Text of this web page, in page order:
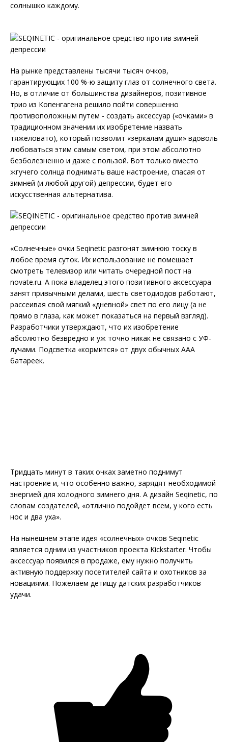
солнышко каждому.
На рынке представлены тысячи тысяч очков,
гарантирующих 100 %-ю защиту глаз от солнечного света.
Но, в отличие от большинства дизайнеров, позитивное
трио из Копенгагена решило пойти совершенно
противоположным путем - создать аксессуар («очками» в
традиционном значении их изобретение назвать
тяжеловато), который позволит «зеркалам души» вдоволь
любоваться этим самым светом, при этом абсолютно
безболезненно и даже с пользой. Вот только вместо
жгучего солнца поднимать ваше настроение, спасая от
зимней (и любой другой) депрессии, будет его
искусственная альтернатива.
«Солнечные» очки Seqinetic разгонят зимнюю тоску в
любое время суток. Их использование не помешает
смотреть телевизор или читать очередной пост на
novate.ru. А пока владелец этого позитивного аксессуара
занят привычными делами, шесть светодиодов работают,
рассеивая свой мягкий «дневной» свет по его лицу (а не
прямо в глаза, как может показаться на первый взгляд).
Разработчики утверждают, что их изобретение
абсолютно безвредно и уж точно никак не связано с УФ-
лучами. Подсветка «кормится» от двух обычных ААА
батареек.
Тридцать минут в таких очках заметно поднимут
настроение и, что особенно важно, зарядят необходимой
энергией для холодного зимнего дня. А дизайн Seqinetic, по
словам создателей, «отлично подойдет всем, у кого есть
нос и два уха».
На нынешнем этапе идея «солнечных» очков Seqinetic
является одним из участников проекта Kickstarter. Чтобы
аксессуар появился в продаже, ему нужно получить
активную поддержку посетителей сайта и охотников за
новациями. Пожелаем детищу датских разработчиков
удачи.